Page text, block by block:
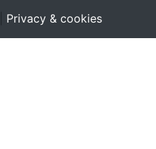
Privacy & cookies